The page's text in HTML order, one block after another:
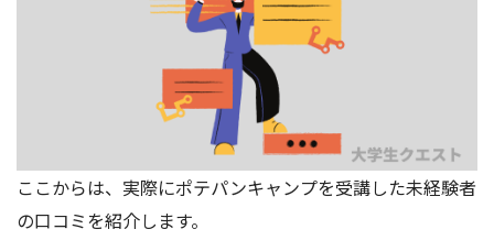
ここからは、実際にポテパンキャンプを受講した未経験者
の口コミを紹介します。